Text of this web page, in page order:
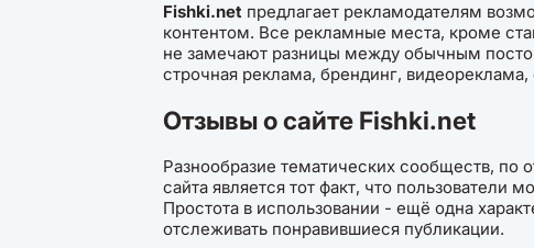
Fishki.net предлагает рекламодателям
контентом. Все рекламные места, кроме
не замечают разницы между обычным
строчная реклама, брендинг,
Отзывы о сайте Fishki.net
Разнообразие тематических сообществ, по
сайта является тот факт, что пользователи
Простота в использовании - ещё одна
отслеживать понравившиеся публикации.